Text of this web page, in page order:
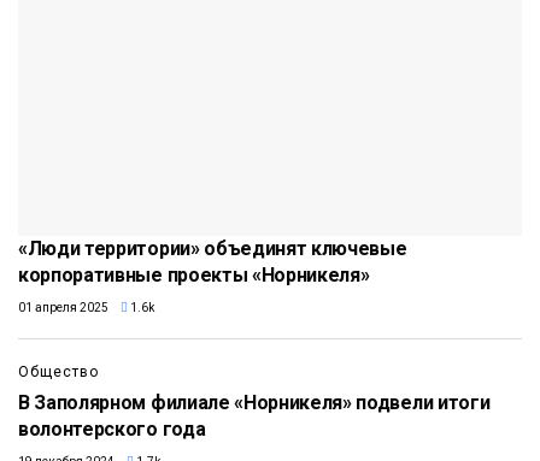
«Люди территории» объединят ключевые
корпоративные проекты «Норникеля»
01 апреля 2025 1.6k
Общество
В Заполярном филиале «Норникеля» подвели итоги
волонтерского года